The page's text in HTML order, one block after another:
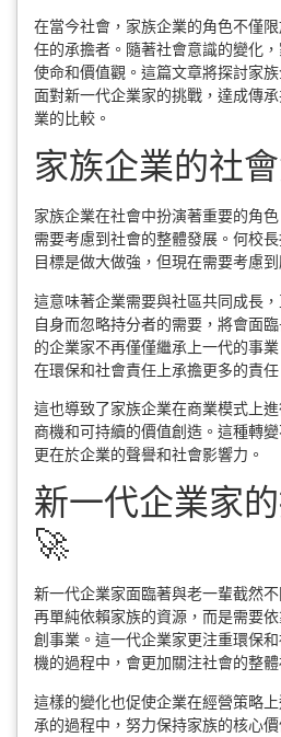
在當今社會，家族企業的角色不僅
任的承擔者。隨著社會意識的變化
使命和價值觀。這篇文章將探討家
面對新一代企業家的挑戰，達成傳
業的比較。
家族企業的社
家族企業在社會中扮演著重要的角
需要考慮到社會的整體發展。何校
目標是做大做強，但現在需要考慮
這意味著企業需要與社區共同成長
自身而忽略持分者的需要，將會面
的企業家不再僅僅繼承上一代的事
在環保和社會責任上承擔更多的責任
這也導致了家族企業在商業模式上
商機和可持續的價值創造。這種轉
更在於企業的聲譽和社會影響力。
新一代企業家
🚀
新一代企業家面臨著與老一輩截然
再單純依賴家族的資源，而是需要
創事業。這一代企業家更注重環保
機的過程中，會更加關注社會的整體
這樣的變化也促使企業在經營策略
承的過程中，努力保持家族的核心